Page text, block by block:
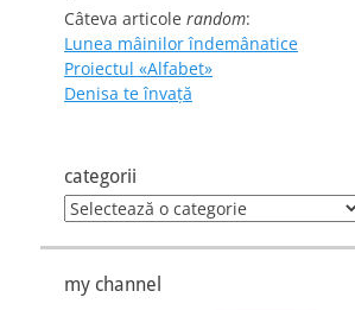
Câteva articole random:
Lunea mâinilor îndemânatice
Proiectul «Alfabet»
Denisa te învaţă
categorii
categorii
my channel